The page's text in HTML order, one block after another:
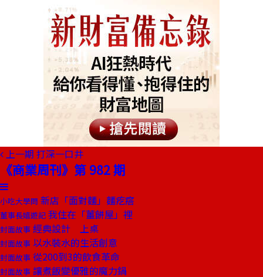
上一期 打深一口井
《商業周刊》第 982 期
小吃大學問 新店「面對麵」麵疙瘩
董事長嬉遊記 我住在「薑餅屋」裡
封面故事 經典設計 上桌
封面故事 以水裝水的生活創意
封面故事 從200到3的飲食革命
封面故事 讓煮飯變優雅的魔力鍋